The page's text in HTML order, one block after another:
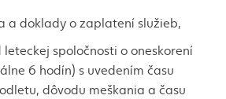
a doklady o zaplatení služieb,
spoločnosti o oneskorení
6 hodín) s uvedením času
dôvodu meškania a času